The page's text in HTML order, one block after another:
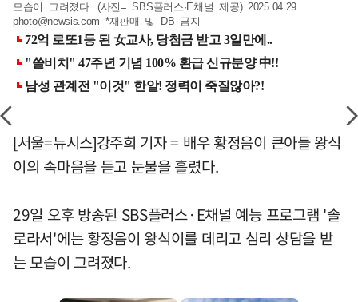
모습이 그려졌다. (사진= SBS플러스·E채널 제공) 2025.04.29
photo@newsis.com *재판매 및 DB 금지
[서울=뉴시스]강주희 기자 = 배우 황정음이 큰아들 왕식
이의 속마음을 듣고 눈물을 흘렸다.
29일 오후 방송된 SBS플러스·E채널 예능 프로그램 '솔
로라서'에는 황정음이 왕식이를 데리고 심리 상담을 받
는 모습이 그려졌다.